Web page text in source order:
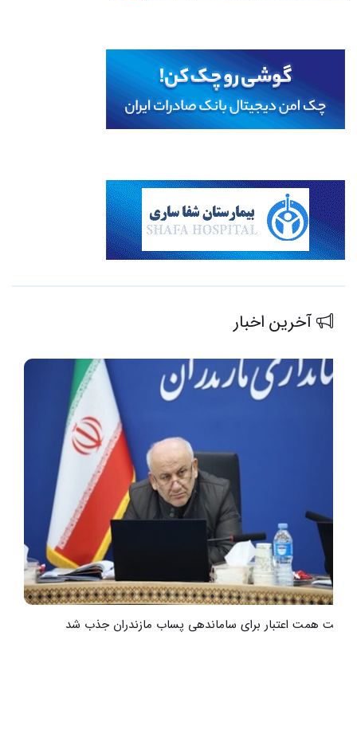
آخرین اخبار
هشت همت اعتبار برای ساماندهی پساب مازندران جذب شد